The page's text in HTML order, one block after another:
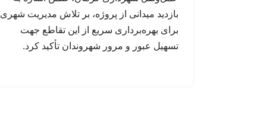
بازدید میدانی از پروژه، بر تلاش مدیریت شهری
برای بهره‌برداری سریع از این تقاطع جهت
تسهیل عبور و مرور شهروندان تأکید کرد.